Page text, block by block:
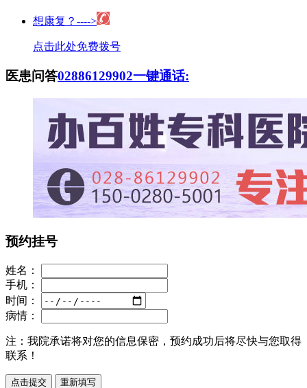
想康复？---->
点击此处免费拨号
医患问答02886129902一键通话:
预约挂号
姓名：
手机：
时间：
病情：
注： 我院承诺将对您的信息保密，预约成功后将尽快与您取得
联系！